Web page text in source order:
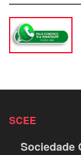
SCEE
Sociedade